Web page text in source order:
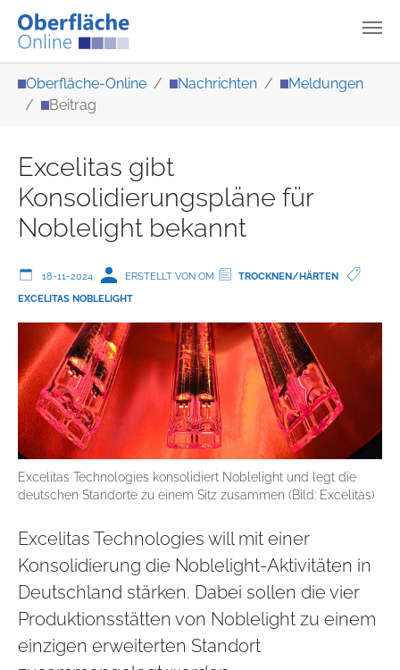
Oberfläche-Online Nachrichten
Meldungen
Beitrag
Excelitas gibt
Konsolidierungspläne für
Noblelight bekannt
18-11-2024 ERSTELLT VON OM
TROCKNEN/HÄRTEN
EXCELITAS NOBLELIGHT
Excelitas Technologies konsolidiert Noblelight und legt die
deutschen Standorte zu einem Sitz zusammen (Bild: Excelitas)
Excelitas Technologies will mit einer
Konsolidierung die Noblelight-Aktivitäten in
Deutschland stärken. Dabei sollen die vier
Produktionsstätten von Noblelight zu einem
einzigen erweiterten Standort